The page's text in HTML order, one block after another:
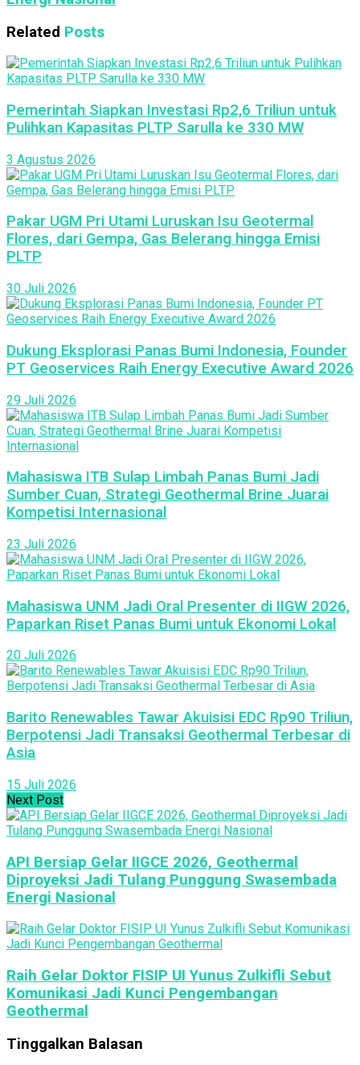
Related Posts
Pemerintah Siapkan Investasi Rp2,6 Triliun untuk
Pulihkan Kapasitas PLTP Sarulla ke 330 MW
3 Agustus 2026
Pakar UGM Pri Utami Luruskan Isu Geotermal
Flores, dari Gempa, Gas Belerang hingga Emisi
PLTP
30 Juli 2026
Dukung Eksplorasi Panas Bumi Indonesia, Founder
PT Geoservices Raih Energy Executive Award 2026
29 Juli 2026
Mahasiswa ITB Sulap Limbah Panas Bumi Jadi
Sumber Cuan, Strategi Geothermal Brine Juarai
Kompetisi Internasional
23 Juli 2026
Mahasiswa UNM Jadi Oral Presenter di IIGW 2026,
Paparkan Riset Panas Bumi untuk Ekonomi Lokal
20 Juli 2026
Barito Renewables Tawar Akuisisi EDC Rp90 Triliun,
Berpotensi Jadi Transaksi Geothermal Terbesar di
Asia
15 Juli 2026
Next Post
API Bersiap Gelar IIGCE 2026, Geothermal
Diproyeksi Jadi Tulang Punggung Swasembada
Energi Nasional
Raih Gelar Doktor FISIP UI Yunus Zulkifli Sebut
Komunikasi Jadi Kunci Pengembangan
Geothermal
Tinggalkan Balasan